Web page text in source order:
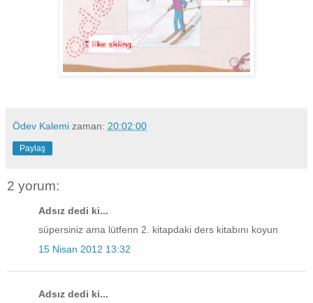
Ödev Kalemi zaman: 20:02:00
Paylaş
2 yorum:
Adsız dedi ki...
süpersiniz ama lütfenn 2. kitapdaki ders kitabını koyun
15 Nisan 2012 13:32
Adsız dedi ki...